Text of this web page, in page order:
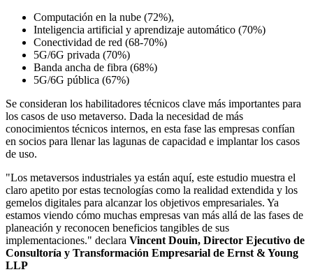
Computación en la nube (72%),
Inteligencia artificial y aprendizaje automático (70%)
Conectividad de red (68-70%)
5G/6G privada (70%)
Banda ancha de fibra (68%)
5G/6G pública (67%)
Se consideran los habilitadores técnicos clave más importantes para
los casos de uso metaverso. Dada la necesidad de más
conocimientos técnicos internos, en esta fase las empresas confían
en socios para llenar las lagunas de capacidad e implantar los casos
de uso.
"Los metaversos industriales ya están aquí, este estudio muestra el
claro apetito por estas tecnologías como la realidad extendida y los
gemelos digitales para alcanzar los objetivos empresariales. Ya
estamos viendo cómo muchas empresas van más allá de las fases de
planeación y reconocen beneficios tangibles de sus
implementaciones." declara Vincent Douin, Director Ejecutivo de
Consultoría y Transformación Empresarial de Ernst & Young
LLP